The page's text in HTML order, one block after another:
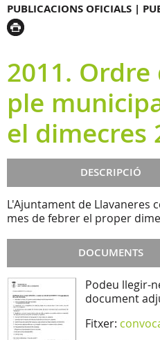
PUBLICACIONS OFICIALS |
2011. Ordre
ple
el dimecres
DESCRIPCIÓ
L'Ajuntament de Llavaneres
mes de febrer el proper
DOCUMENTS
Podeu llegir-
document
Fitxer: